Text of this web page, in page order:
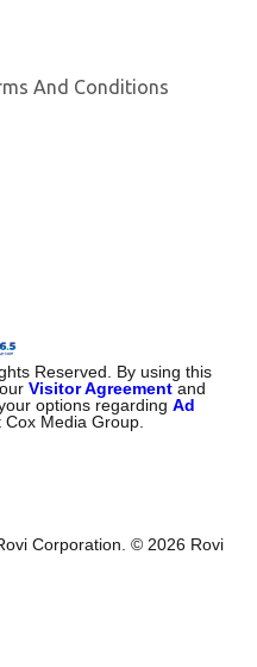
And Conditions
Reserved. By using this
ourVisitor Agreement and
options regardingAd
Cox Media Group.
Corporation. ©2026 Rovi